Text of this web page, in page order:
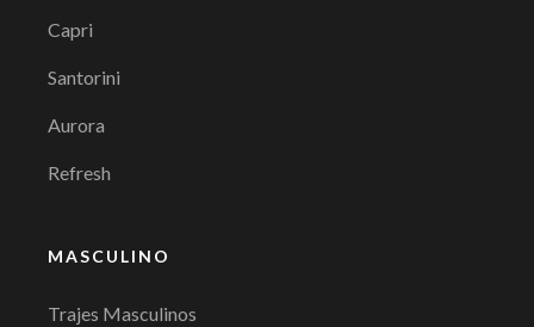
Capri
Santorini
Aurora
Refresh
MASCULINO
Trajes Masculinos